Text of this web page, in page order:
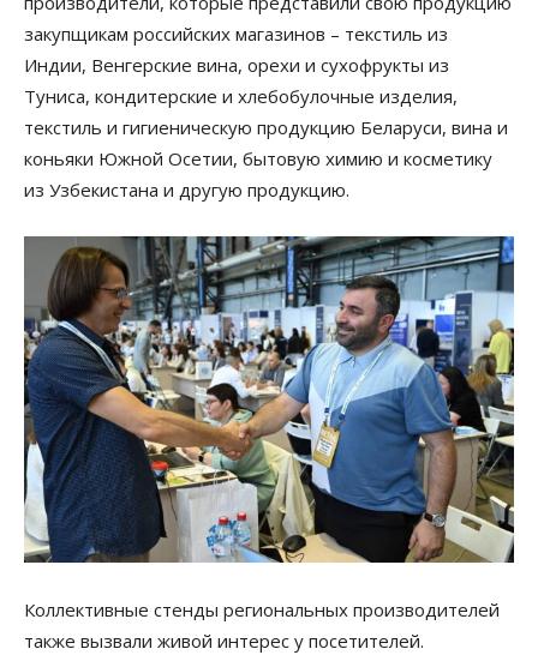
закупщикам российских магазинов – текстиль из
Индии, Венгерские вина, орехи и сухофрукты из
Туниса, кондитерские и хлебобулочные изделия,
текстиль и гигиеническую продукцию Беларуси, вина и
коньяки Южной Осетии, бытовую химию и косметику
из Узбекистана и другую продукцию.
Коллективные стенды региональных производителей
также вызвали живой интерес у посетителей.